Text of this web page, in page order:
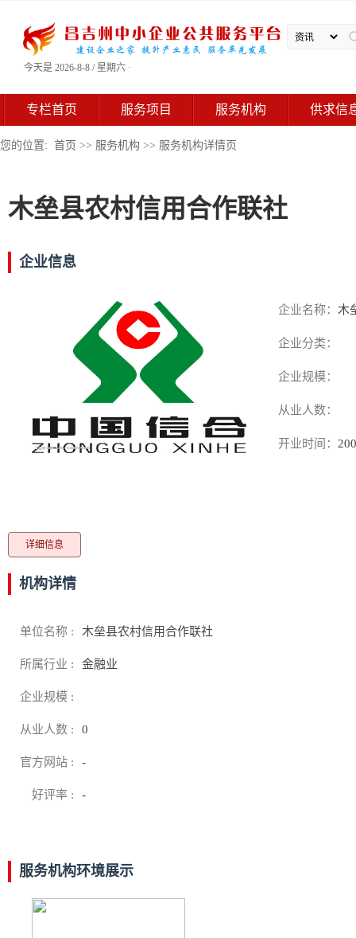
今天是 2026-8-8 / 星期六 ·
专栏首页 服务项目 服务机构 供求信
您的位置: 首页 >> 服务机构 >> 服务机构详情页
木垒县农村信用合作联社
企业信息
企业名称： 木
企业分类：
企业规模：
从业人数：
开业时间：
详细信息
机构详情
单位名称 : 木垒县农村信用合作联社
所属行业 : 金融业
企业规模 :
从业人数 : 0
官方网站 : -
好评率 : -
服务机构环境展示